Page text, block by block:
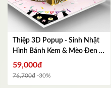
Thiệp 3D Popup - Sinh Nhật
Hình Bánh Kem & Mèo Đen -
HAPPY BIRTHDAY - Kích
thước gập lại 102x152mm
59,000đ
76,700đ -30%